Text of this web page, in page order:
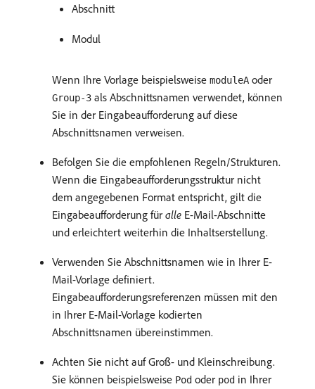
Abschnitt
Modul
Wenn Ihre Vorlage beispielsweise moduleA oder
Group-3 als Abschnittsnamen verwendet, können
Sie in der Eingabeaufforderung auf diese
Abschnittsnamen verweisen.
Befolgen Sie die empfohlenen Regeln/Strukturen.
Wenn die Eingabeaufforderungsstruktur nicht
dem angegebenen Format entspricht, gilt die
Eingabeaufforderung für alle E-Mail-Abschnitte
und erleichtert weiterhin die Inhaltserstellung.
Verwenden Sie Abschnittsnamen wie in Ihrer E-
Mail-Vorlage definiert.
Eingabeaufforderungsreferenzen müssen mit den
in Ihrer E-Mail-Vorlage kodierten
Abschnittsnamen übereinstimmen.
Achten Sie nicht auf Groß- und Kleinschreibung.
Sie können beispielsweise Pod oder pod in Ihrer